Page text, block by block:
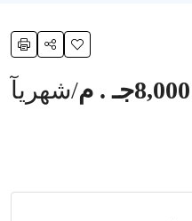
8,000جـ . م /شهريآ